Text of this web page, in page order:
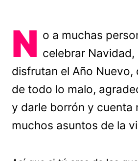
N o a muchas
celebrar Navidad,
disfrutan el Año Nuevo,
de todo lo malo,
y darle borrón y cuenta
muchos asuntos de la